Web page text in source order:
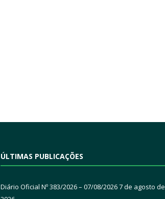
ÚLTIMAS PUBLICAÇÕES
Diário Oficial Nº 383/2026 – 07/08/20267 de agosto de